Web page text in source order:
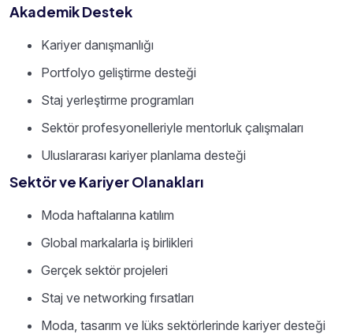
Akademik Destek
Kariyer danışmanlığı
Portfolyo geliştirme desteği
Staj yerleştirme programları
Sektör profesyonelleriyle mentorluk çalışmaları
Uluslararası kariyer planlama desteği
Sektör ve Kariyer Olanakları
Moda haftalarına katılım
Global markalarla iş birlikleri
Gerçek sektör projeleri
Staj ve networking fırsatları
Moda, tasarım ve lüks sektörlerinde kariyer desteği